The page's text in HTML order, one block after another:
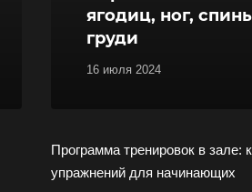
16 июля 2024
ягодиц, ног,
груди
Программа тренировок в зале:
упражнений для начинающих